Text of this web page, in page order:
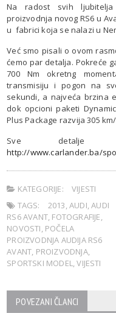
Na radost svih
proizvodnja novog RS6 u
u fabrici koja se nalazi u
Već smo pisali o ovom
ćemo par detalja. Pokreće
700 Nm okretng
transmisiju i pogon na
sekundi, a najveća brzina
dok opcioni paketi
Plus Package razvija 305
Sve detalje
http://www.carlander.ba/
KATEGORIJE:
VIJESTI
TAGS:
2013,AUDI,AUDI
RS6 AVANT, FOTOGRAFIJE,
NOVOSTI, POČELA
PROIZVODNJA AUDIJA RS6
AVANT, PROIZVODNJA,
SPORTSKI MODEL,VIJESTI
POVEZANI ČLANCI